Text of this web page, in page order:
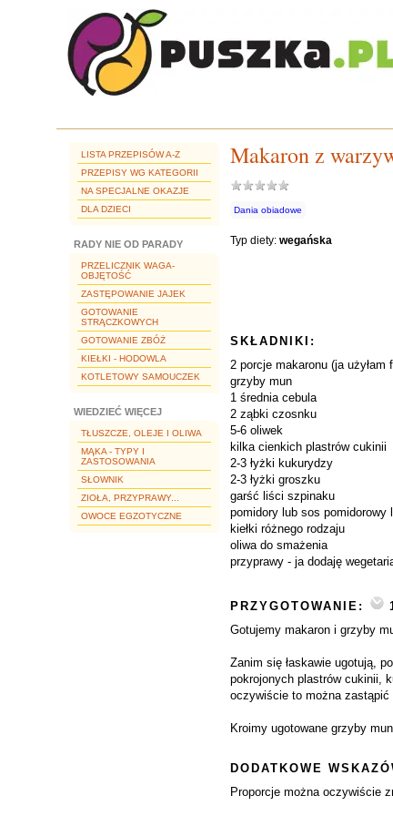
LISTA PRZEPISÓW A-Z
PRZEPISY WG KATEGORII
NA SPECJALNE OKAZJE
DLA DZIECI
RADY NIE OD PARADY
PRZELICZNIK WAGA-
OBJĘTOŚĆ
ZASTĘPOWANIE JAJEK
GOTOWANIE
STRĄCZKOWYCH
GOTOWANIE ZBÓŻ
KIEŁKI - HODOWLA
KOTLETOWY SAMOUCZEK
WIEDZIEĆ WIĘCEJ
TŁUSZCZE, OLEJE I OLIWA
MĄKA - TYPY I
ZASTOSOWANIA
SŁOWNIK
ZIOŁA, PRZYPRAWY...
OWOCE EGZOTYCZNE
Makaron z
Dania obiadowe
Typ diety: wegańska
SKŁADNIKI:
2 porcje makaronu (ja
grzyby mun
1 średnia cebula
2 ząbki czosnku
5-6 oliwek
kilka cienkich plastrów cukinii
2-3 łyżki kukurydzy
2-3 łyżki groszku
garść liści szpinaku
pomidory lub sos pomidorowy
kiełki różnego rodzaju
oliwa do smażenia
przyprawy - ja dodaję
PRZYGOTOWANIE:
Gotujemy makaron i grzyby
Zanim się łaskawie ugotują,
pokrojonych plastrów cukinii,
oczywiście to można zastąpić
Kroimy ugotowane grzyby
DODATKOWE
Proporcje można oczywiście